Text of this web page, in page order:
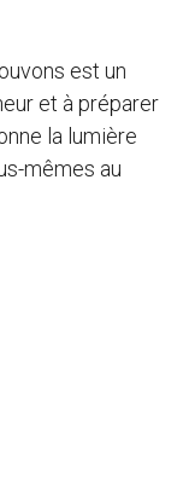
est un
et à préparer
la lumière
mêmes au